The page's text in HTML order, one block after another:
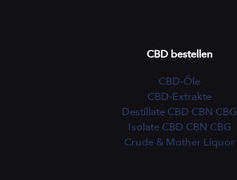
CBD bestellen
CBD-Öle
CBD-Extrakte
Destillate CBD CBN CBG
Isolate CBD CBN CBG
Crude & Mother Liquor